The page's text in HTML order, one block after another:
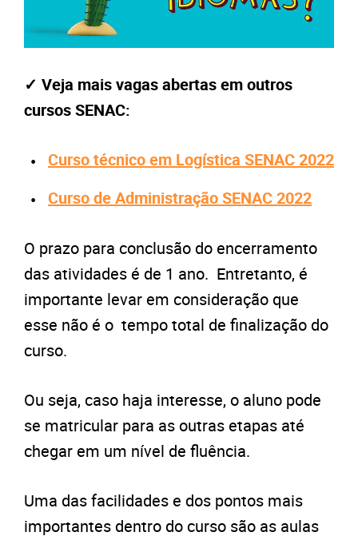
✓ Veja mais vagas abertas em outros
cursos SENAC:
Curso técnico em Logística SENAC 2022
Curso de Administração SENAC 2022
O prazo para conclusão do encerramento
das atividades é de 1 ano. Entretanto, é
importante levar em consideração que
esse não é o tempo total de finalização do
curso.
Ou seja, caso haja interesse, o aluno pode
se matricular para as outras etapas até
chegar em um nível de fluência.
Uma das facilidades e dos pontos mais
importantes dentro do curso são as aulas